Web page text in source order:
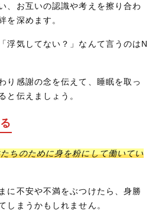
、お互いの認識や考えを擦り合わ
を深めます。
浮気してない？」なんて言うのはN
り感謝の念を伝えて、睡眠を取っ
と伝えましょう。
ちのために身を粉にして働いてい
に不安や不満をぶつけたら、身勝
しまうかもしれません。